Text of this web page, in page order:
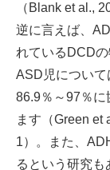
（Blank et al.,
逆に言えば、
れているDCD
ASD児について
86.9％～97％に
ます（Green et
1）。また、
るという研究も